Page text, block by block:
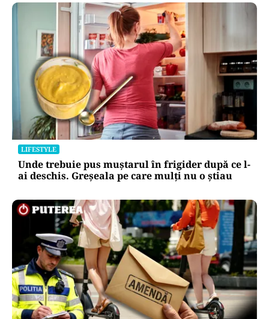
LIFESTYLE
Unde trebuie pus muștarul în frigider după ce l-
ai deschis. Greșeala pe care mulți nu o știau